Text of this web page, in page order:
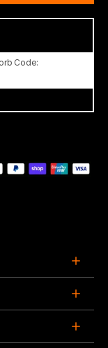
Code:
Straßen-
lagernd.